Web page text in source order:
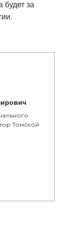
будет за
Томской